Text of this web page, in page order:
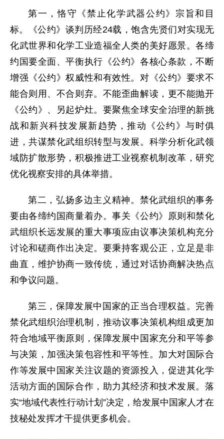
第一，恪守《禁止化学武器公约》宗旨和目
标。《公约》谈判历经24载，饱含先贤们对实现无
化武世界和化学工业造福全人类的美好愿景。各缔
约国要全面、平衡执行《公约》各核心条款，不断
增强《公约》权威性和有效性。对《公约》要求不
能合则用、不合则弃。不能歪曲解读，更不能抛开
《公约》、另起炉灶。要聚焦全球安全治理的新挑
战和新兴科技发展新趋势，推动《公约》与时俱
进，共谋禁化武组织转型与发展。科学分析化武领
域防扩散形势，积极推进工业视察机制改革，研究
优化视察安排的具体举措。
第二，弘扬多边主义精神。禁化武组织的事务
要由各缔约国商量着办。事关《公约》原则和禁化
武组织长远发展的重大事项应由议事决策机构充分
讨论和磋商作出决定。要秉持客观公正，立足是非
曲直，维护协商一致传统，通过对话协商解决热点
和争议问题。
第三，保障发展中国家的正当合理权益。完善
禁化武组织治理机制，推动议事决策机构组成更加
符合地域平衡原则，保障发展中国家充分和平等参
与决策，加强决策包容性和平等性。加大对国际合
作等发展中国家关注议题的资源投入，促进其化学
活动方面的国际合作，助力其经济和技术发展。落
实“地域代表性行动计划”决定，给发展中国家人才在
技秘处发挥才干提供更多机会。